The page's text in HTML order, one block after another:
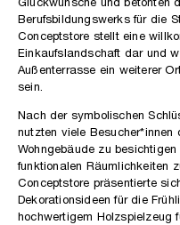
Glückwünsche und betonten
Berufsbildungswerks für die
Conceptstore stellt eine
Einkaufslandschaft dar und
Außenterrasse ein weiterer
sein.
Nach der symbolischen
nutzten viele Besucher*innen
Wohngebäude zu
funktionalen Räumlichkeiten
Conceptstore präsentierte
Dekorationsideen für die
hochwertigem Holzspielzeug